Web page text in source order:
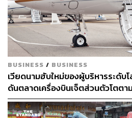
BUSINESS / BUSINESS
เวียดนามฮับใหม่ของผู้บริหารระดับ
ดันตลาดเครื่องบินเจ็ตส่วนตัวโตตา